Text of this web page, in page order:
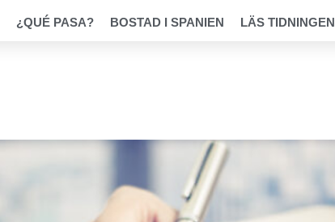
¿QUÉ PASA? BOSTAD I SPANIEN LÄS TIDNINGEN